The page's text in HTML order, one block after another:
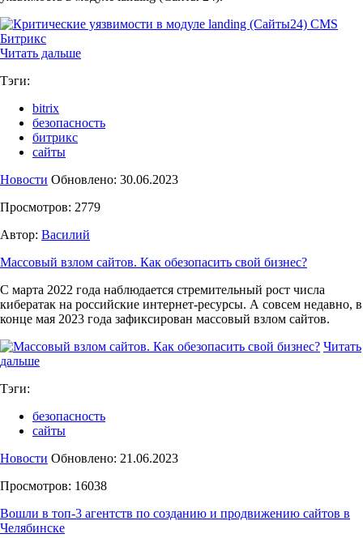
Читать дальше
Тэги:
bitrix
безопасность
битрикс
сайты
Новости Обновлено: 30.06.2023
Просмотров: 2779
Автор: Василий
Массовый взлом сайтов. Как обезопасить свой бизнес?
С марта 2022 года наблюдается стремительный рост числа
кибератак на российские интернет-ресурсы. А совсем недавно, в
конце мая 2023 года зафиксирован массовый взлом сайтов.
Читать
дальше
Тэги:
безопасность
сайты
Новости Обновлено: 21.06.2023
Просмотров: 16038
Вошли в топ-3 агентств по созданию и продвижению сайтов в
Челябинске